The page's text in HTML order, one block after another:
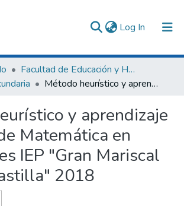
Log In (current)
Facultad de Educación y Humanidades
Método heurístico y aprendizaje del Área de Matemática en estudiantes IEP "Gran Mariscal Ramón Castilla" 2018
y aprendizaje
Matemática en
IEP "Gran Mariscal
2018